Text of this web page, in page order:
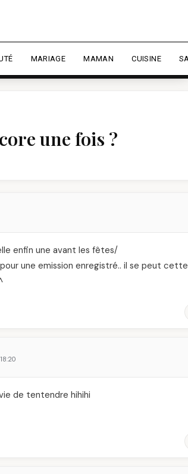
et mesurer l'audience.
MARIAGE MAMAN CUISINE
une fois ?
enfin une avant les fêtes/
une emission enregistré.. il se peut
de tentendre hihihi